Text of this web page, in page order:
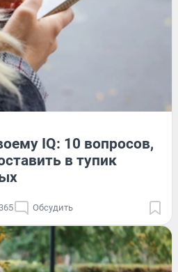
IQ: 10 вопросов,
в тупик
Обсудить